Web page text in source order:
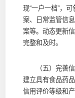
现“一户一档”，
案、日常监管信
案等。动态更新
完整和及时。
（五）完善信
建立具有食品药
信用评价等级和